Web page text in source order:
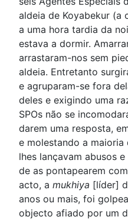
aldeia de Koyabekur (a
a uma hora tardia da
estava a dormir.
arrastaram-nos sem
aldeia. Entretanto
e agruparam-se fora
deles e exigindo uma
SPOs não se
darem uma resposta,
e molestando a maioria
lhes lançavam abusos
de as pontapearem
acto, a mukhiya [líder]
anos ou mais, foi
objecto afiado por um